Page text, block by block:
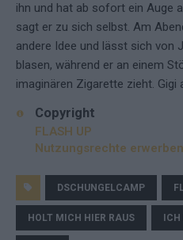
ihn und hat ab sofort ein Auge
sagt er zu sich selbst. Am
andere Idee und lässt sich von
blasen, während er an einem
imaginären Zigarette zieht. Gigi
Copyright
FLASH UP
Nutzungsrechte
DSCHUNGELCAMP
HOLT MICH HIER RAUS ICH